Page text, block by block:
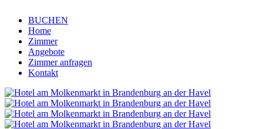
BUCHEN
Home
Zimmer
Angebote
Zimmer anfragen
Kontakt